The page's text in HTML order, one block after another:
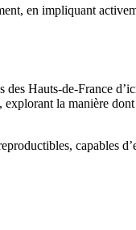
en impliquant
Hauts-de-France
explorant la manière
capables